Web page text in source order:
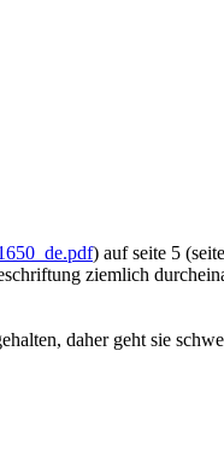
) auf seite 5
ziemlich
daher geht sie